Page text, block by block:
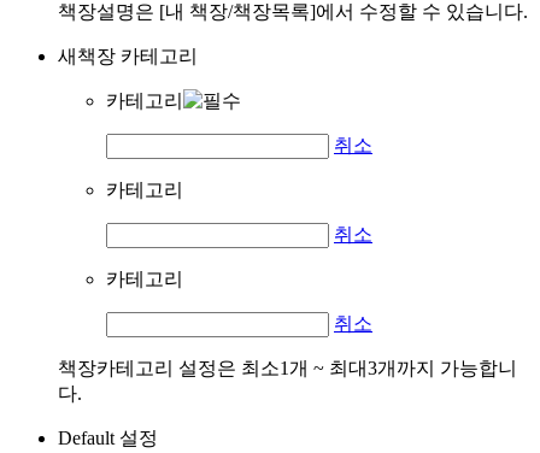
책장설명은 [내 책장/책장목록]에서 수정할 수 있습니다.
새책장 카테고리
카테고리
취소
카테고리
취소
카테고리
취소
책장카테고리 설정은 최소1개 ~ 최대3개까지 가능합니
다.
Default 설정